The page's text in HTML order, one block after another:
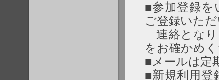
■参加登録を
ご登録いた
連絡となり
をお確かめ
■メールは定
■新規利用登